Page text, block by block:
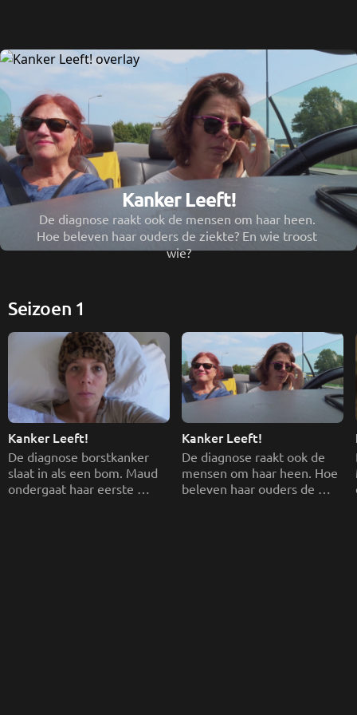
Kanker Leeft!
De diagnose raakt ook de mensen om haar heen.
Hoe beleven haar ouders de ziekte? En wie troost
wie?
Seizoen 1
Kanker Leeft!
De diagnose borstkanker
slaat in als een bom. Maud
ondergaat haar eerste
Kanker Leeft!
De diagnose raakt ook de
mensen om haar heen. Hoe
beleven haar ouders de